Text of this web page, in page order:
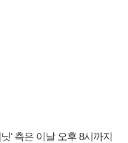
' 측은 이날 오후 8시까지